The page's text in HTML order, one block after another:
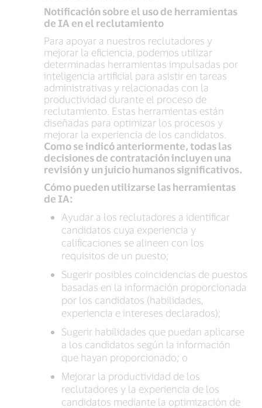
Notificación sobre el uso de herramientas
de IA en el reclutamiento
Para apoyar a nuestros reclutadores y
mejorar la eficiencia, podemos utilizar
determinadas herramientas impulsadas por
inteligencia artificial para asistir en tareas
administrativas y relacionadas con la
productividad durante el proceso de
reclutamiento. Estas herramientas están
diseñadas para optimizar los procesos y
mejorar la experiencia de los candidatos.
Como se indicó anteriormente, todas las
decisiones de contratación incluyen una
revisión y un juicio humanos significativos.
Cómo pueden utilizarse las herramientas
de IA:
Ayudar a los reclutadores a identificar
candidatos cuya experiencia y
calificaciones se alineen con los
requisitos de un puesto;
Sugerir posibles coincidencias de puestos
basadas en la información proporcionada
por los candidatos (habilidades,
experiencia e intereses declarados);
Sugerir habilidades que puedan aplicarse
a los candidatos según la información
que hayan proporcionado; o
Mejorar la productividad de los
reclutadores y la experiencia de los
candidatos mediante la optimización de